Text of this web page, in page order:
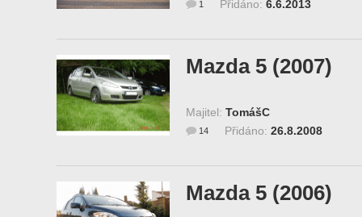
Přidáno: 6.6.2013
1
Mazda 5 (2007)
Majitel: TomášC
Přidáno: 26.8.2008
14
Mazda 5 (2006)